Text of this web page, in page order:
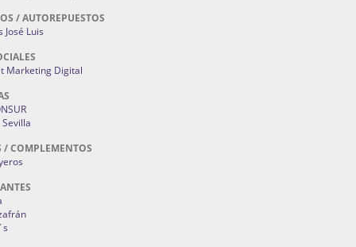
/ AUTOREPUESTOS
José Luis
Marketing Digital
/ COMPLEMENTOS